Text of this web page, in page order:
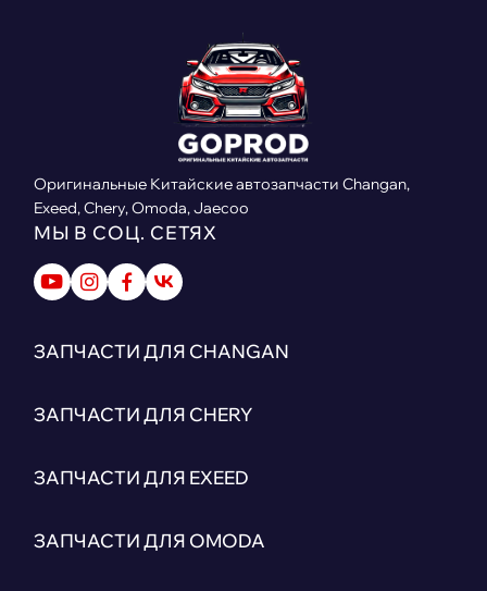
Оригинальные Китайские автозапчасти Changan,
Exeed, Chery, Omoda, Jaecoo
МЫ В СОЦ. СЕТЯХ
ЗАПЧАСТИ ДЛЯ CHANGAN
ЗАПЧАСТИ ДЛЯ CHERY
ЗАПЧАСТИ ДЛЯ EXEED
ЗАПЧАСТИ ДЛЯ OMODA